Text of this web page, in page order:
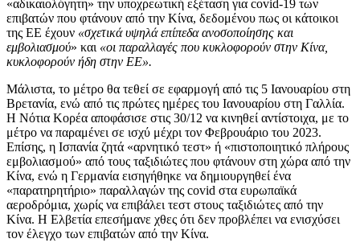
«αδικαιολόγητη» την υποχρεωτική εξέταση για covid-19 των
επιβατών που φτάνουν από την Κίνα, δεδομένου πως οι κάτοικοι
της ΕΕ έχουν «σχετικά υψηλά επίπεδα ανοσοποίησης και
εμβολιασμού» και «οι παραλλαγές που κυκλοφορούν στην Κίνα,
κυκλοφορούν ήδη στην ΕΕ».
Μάλιστα, το μέτρο θα τεθεί σε εφαρμογή από τις 5 Ιανουαρίου στη
Βρετανία, ενώ από τις πρώτες ημέρες του Ιανουαρίου στη Γαλλία.
Η Νότια Κορέα αποφάσισε στις 30/12 να κινηθεί αντίστοιχα, με το
μέτρο να παραμένει σε ισχύ μέχρι τον Φεβρουάριο του 2023.
Επίσης, η Ισπανία ζητά «αρνητικό τεστ» ή «πιστοποιητικό πλήρους
εμβολιασμού» από τους ταξιδιώτες που φτάνουν στη χώρα από την
Κίνα, ενώ η Γερμανία εισηγήθηκε να δημιουργηθεί ένα
«παρατηρητήριο» παραλλαγών της covid στα ευρωπαϊκά
αεροδρόμια, χωρίς να επιβάλει τεστ στους ταξιδιώτες από την
Κίνα. Η Ελβετία επεσήμανε χθες ότι δεν προβλέπει να ενισχύσει
τον έλεγχο των επιβατών από την Κίνα.